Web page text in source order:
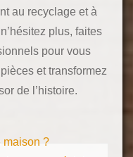
au recyclage et à
plus, faites
pour vous
et transformez
de l’histoire.
maison ?